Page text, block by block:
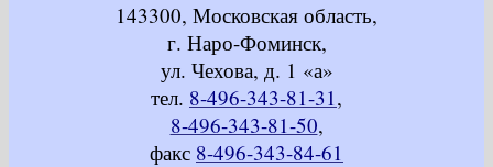
143300, Московская область,
г. Наро-Фоминск,
ул. Чехова, д. 1 «а»
тел. 8-496-343-81-31,
8-496-343-81-50,
факс 8-496-343-84-61